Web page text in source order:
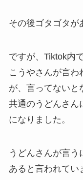
その後ゴタゴタが
ですが、Tiktok内
こうやさんが言わ
が、言ってないと
共通のうどんさん
になりました。
うどんさんが言
あると言われてい